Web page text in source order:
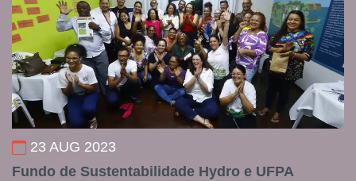
23 AUG 2023
Fundo de Sustentabilidade Hydro e UFPA